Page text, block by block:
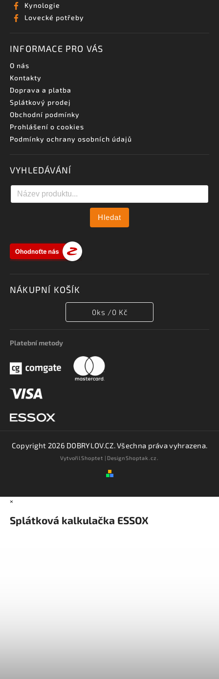
Kynologie
Lovecké potřeby
INFORMACE PRO VÁS
O nás
Kontakty
Doprava a platba
Splátkový prodej
Obchodní podmínky
Prohlášení o cookies
Podmínky ochrany osobních údajů
VYHLEDÁVÁNÍ
Hledat
NÁKUPNÍ KOŠÍK
0ks /0 Kč
Platební metody
Copyright 2026 DOBRYLOV.CZ. Všechna práva vyhrazena.
VytvořilShoptet | DesignShoptak.cz.
×
Splátková kalkulačka ESSOX